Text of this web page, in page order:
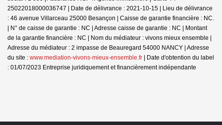
25022018000036747 | Date de délivrance : 2021-10-15 | Lieu de délivrance
: 46 avenue Villarceau 25000 Besançon | Caisse de garantie financière : NC.
| N° de caisse de garantie : NC | Adresse caisse de garantie : NC | Montant
de la garantie financière : NC | Nom du médiateur : vivons mieux ensemble |
Adresse du médiateur : 2 impasse de Beauregard 54000 NANCY | Adresse
du site : www.mediation-vivons-mieux-ensemble.fr | Date d'obtention du label
: 01/07/2023 Entreprise juridiquement et financièrement indépendante